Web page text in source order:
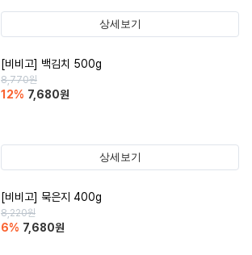
상세보기
[비비고] 백김치 500g
8,770원
12% 7,680원
상세보기
[비비고] 묵은지 400g
8,220원
6% 7,680원